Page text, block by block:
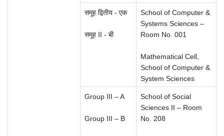
समूह द्वितीय - एक
समूह II - बी
School of Computer &
Systems Sciences –
Room No. 001
Mathematical Cell,
School of Computer &
System Sciences
Group III – A
Group III – B
School of Social
Sciences II – Room
No. 208